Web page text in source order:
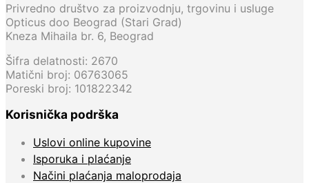
Privredno društvo za proizvodnju, trgovinu i usluge
Opticus doo Beograd (Stari Grad)
Kneza Mihaila br. 6, Beograd
Šifra delatnosti: 2670
Matični broj: 06763065
Poreski broj: 101822342
Korisnička podrška
Uslovi online kupovine
Isporuka i plaćanje
Načini plaćanja maloprodaja